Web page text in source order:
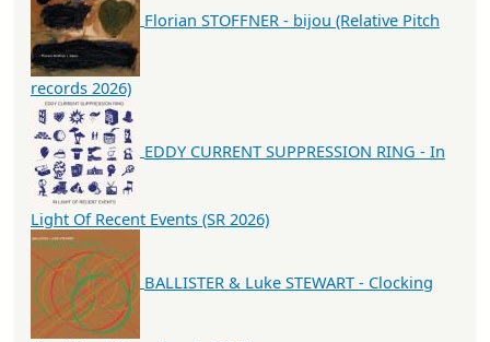
Florian STOFFNER - bijou (Relative Pitch
records 2026)
EDDY CURRENT SUPPRESSION RING - In
Light Of Recent Events (SR 2026)
BALLISTER & Luke STEWART - Clocking